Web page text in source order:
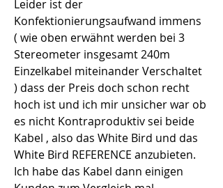
Leider ist der
Konfektionierungsaufwand immens
( wie oben erwähnt werden bei 3
Stereometer insgesamt 240m
Einzelkabel miteinander Verschaltet
) dass der Preis doch schon recht
hoch ist und ich mir unsicher war ob
es nicht Kontraproduktiv sei beide
Kabel , also das White Bird und das
White Bird REFERENCE anzubieten.
Ich habe das Kabel dann einigen